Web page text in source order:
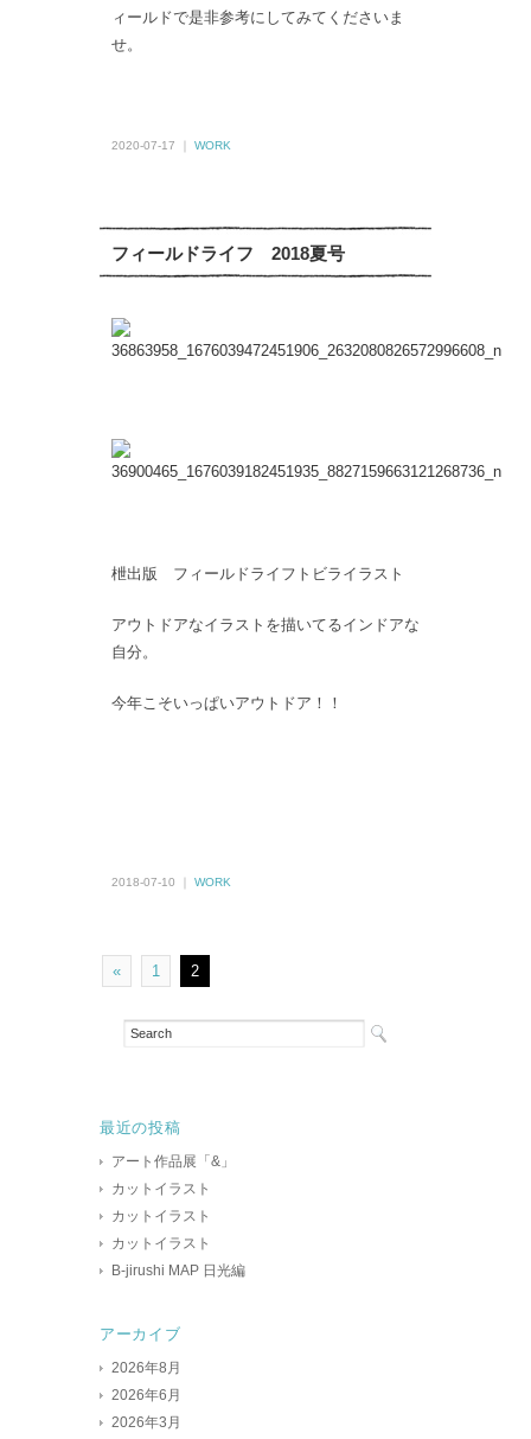
ィールドで是非参考にしてみてくださいま
せ。
2020-07-17 ｜ WORK
フィールドライフ 2018夏号
枻出版 フィールドライフトビライラスト
アウトドアなイラストを描いてるインドアな
自分。
今年こそいっぱいアウトドア！！
2018-07-10 ｜ WORK
« 1 2
最近の投稿
アート作品展「&」
カットイラスト
カットイラスト
カットイラスト
B-jirushi MAP 日光編
アーカイブ
2026年8月
2026年6月
2026年3月